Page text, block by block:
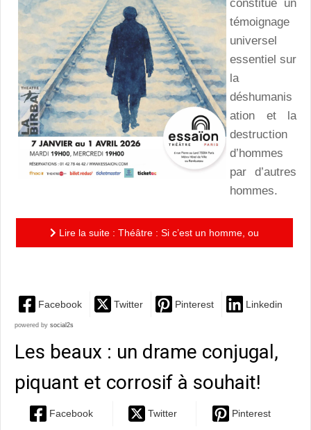
constitue un
témoignage
universel
essentiel sur
la
déshumanis
ation et la
destruction
d’hommes
par d’autres
hommes.
Lire la suite : Théâtre : Si c’est un homme, ou
Facebook Twitter Pinterest Linkedin
powered by social2s
Les beaux : un drame conjugal,
piquant et corrosif à souhait!
Facebook Twitter Pinterest